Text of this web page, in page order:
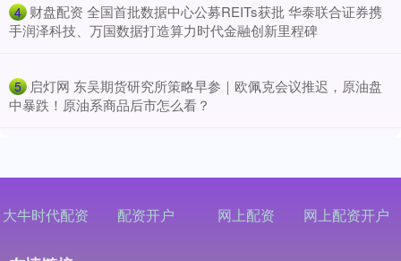
4 ​财盘配资 全国首批数据中心公募REITs获批 华泰联合证券携
手润泽科技、万国数据打造算力时代金融创新里程碑
5 ​启灯网 东吴期货研究所策略早参｜欧佩克会议推迟，原油盘
中暴跌！原油系商品后市怎么看？
大牛时代配资 配资开户 网上配资 网上配资开户